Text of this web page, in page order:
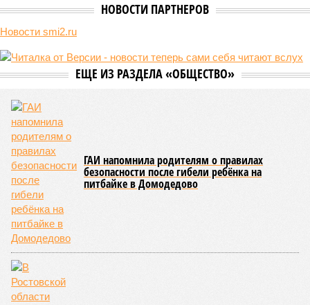
НОВОСТИ ПАРТНЕРОВ
Новости smi2.ru
ЕЩЕ ИЗ РАЗДЕЛА «ОБЩЕСТВО»
ГАИ напомнила родителям о правилах
безопасности после гибели ребёнка на
питбайке в Домодедово